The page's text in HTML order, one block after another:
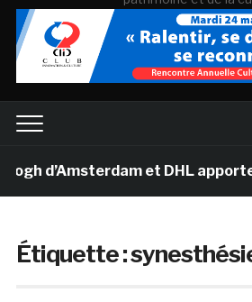
d’Amsterdam et DHL
Étiquette :